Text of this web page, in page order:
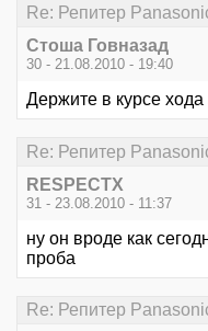
Re: Репитер
Стоша Говназад
30 - 21.08.2010 - 19:40
Держите в курсе хода
Re: Репитер
RESPECTX
31 - 23.08.2010 - 11:37
ну он вроде как
проба
Re: Репитер